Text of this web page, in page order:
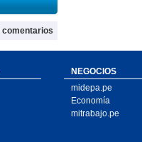
comentarios
NEGOCIOS
midepa.pe
Economía
mitrabajo.pe